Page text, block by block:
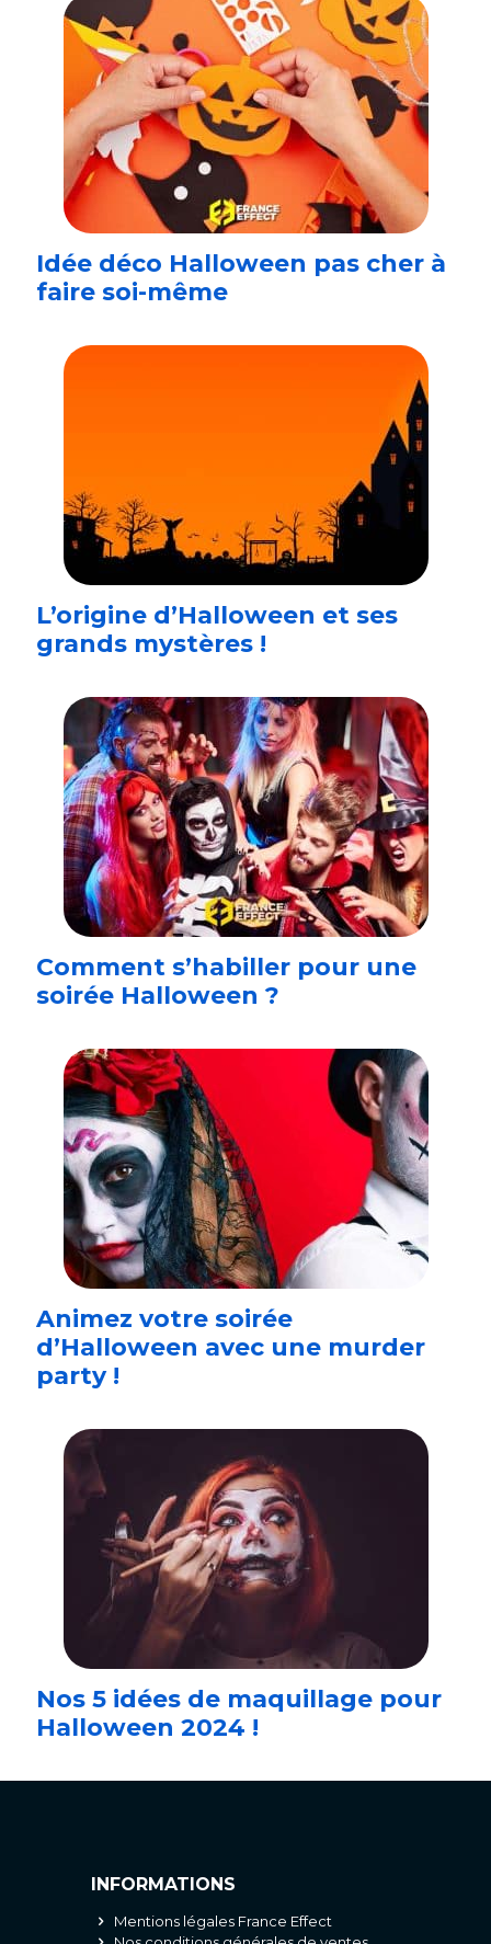
Idée déco Halloween pas cher à
faire soi-même
L’origine d’Halloween et ses
grands mystères !
Comment s’habiller pour une
soirée Halloween ?
Animez votre soirée
d’Halloween avec une murder
party !
Nos 5 idées de maquillage pour
Halloween 2024 !
INFORMATIONS
Mentions légales France Effect